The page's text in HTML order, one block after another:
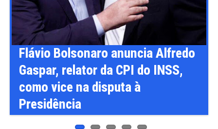
Câmara pode votar medidas
provisórias e projetos ligados ao
agronegócio na próxima semana
Previ
ous
Next